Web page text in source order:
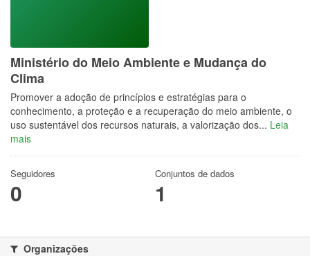
Ministério do Meio Ambiente e Mudança do
Clima
Promover a adoção de princípios e estratégias para o
conhecimento, a proteção e a recuperação do meio ambiente, o
uso sustentável dos recursos naturais, a valorização dos... Leia
mais
Seguidores
0
Conjuntos de dados
1
Organizações